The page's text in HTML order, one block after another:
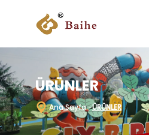
ÜRÜNLER
Ana Sayfa-ÜRÜNLER